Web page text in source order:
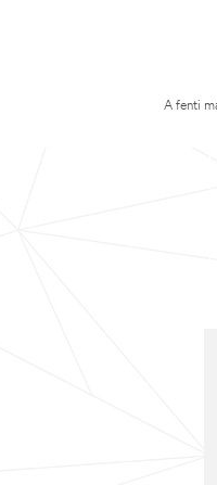
A fenti